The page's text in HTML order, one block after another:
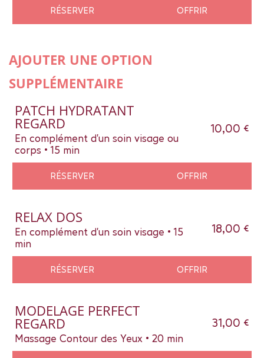
RÉSERVER OFFRIR
AJOUTER UNE OPTION
SUPPLÉMENTAIRE
PATCH HYDRATANT
REGARD
En complément d'un soin visage ou
corps • 15 min
10,00 €
RÉSERVER OFFRIR
RELAX DOS
En complément d'un soin visage • 15
min
18,00 €
RÉSERVER OFFRIR
MODELAGE PERFECT
REGARD
Massage Contour des Yeux • 20 min
31,00 €